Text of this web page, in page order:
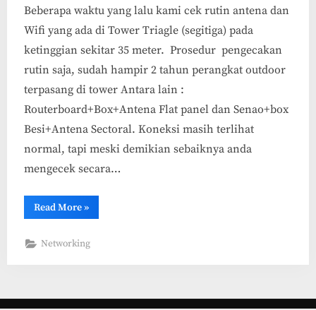
Beberapa waktu yang lalu kami cek rutin antena dan
Wifi yang ada di Tower Triagle (segitiga) pada
ketinggian sekitar 35 meter. Prosedur pengecakan
rutin saja, sudah hampir 2 tahun perangkat outdoor
terpasang di tower Antara lain :
Routerboard+Box+Antena Flat panel dan Senao+box
Besi+Antena Sectoral. Koneksi masih terlihat
normal, tapi meski demikian sebaiknya anda
mengecek secara…
Read More“Pengecekan
Tower
Setelah
»
Networking